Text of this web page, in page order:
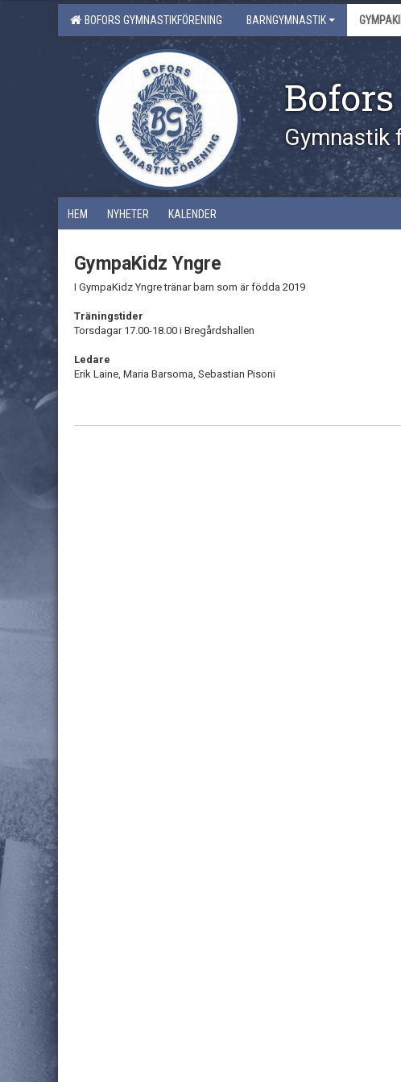
BOFORS GYMNASTIKFÖRENING BARNGYMNASTIK
Gymnastik
HEM NYHETER KALENDER
GympaKidz Yngre
I GympaKidz Yngre tränar barn som är födda 2019
Träningstider
Torsdagar 17.00-18.00 i Bregårdshallen
Ledare
Erik Laine, Maria Barsoma, Sebastian Pisoni